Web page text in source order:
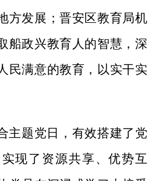
方发展；晋安区教育局机
船政兴教育人的智慧，深
民满意的教育，以实干实
主题党日，有效搭建了党
现了资源共享、优势互